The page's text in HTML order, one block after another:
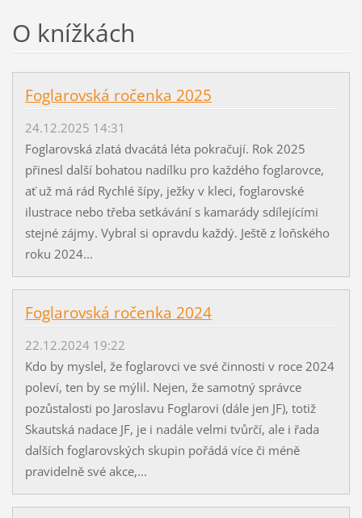
O knížkách
Foglarovská ročenka 2025
24.12.2025 14:31
Foglarovská zlatá dvacátá léta pokračují. Rok 2025
přinesl další bohatou nadílku pro každého foglarovce,
ať už má rád Rychlé šípy, ježky v kleci, foglarovské
ilustrace nebo třeba setkávání s kamarády sdílejícími
stejné zájmy. Vybral si opravdu každý. Ještě z loňského
roku 2024...
Foglarovská ročenka 2024
22.12.2024 19:22
Kdo by myslel, že foglarovci ve své činnosti v roce 2024
poleví, ten by se mýlil. Nejen, že samotný správce
pozůstalosti po Jaroslavu Foglarovi (dále jen JF), totiž
Skautská nadace JF, je i nadále velmi tvůrčí, ale i řada
dalších foglarovských skupin pořádá více či méně
pravidelně své akce,...